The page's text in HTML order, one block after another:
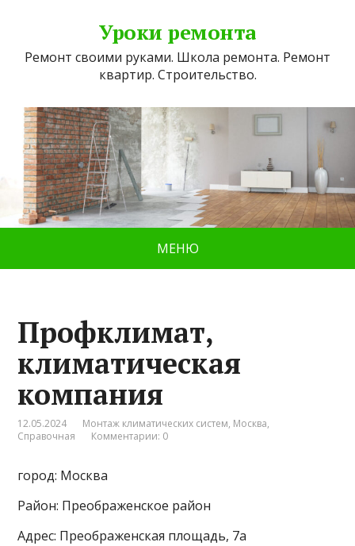
Уроки ремонта
Ремонт своими руками. Школа ремонта. Ремонт
квартир. Строительство.
МЕНЮ
Профклимат,
климатическая
компания
12.05.2024 Монтаж климатических систем, Москва,
Справочная
Комментарии: 0
город: Москва
Район: Преображенское район
Адрес: Преображенская площадь, 7а